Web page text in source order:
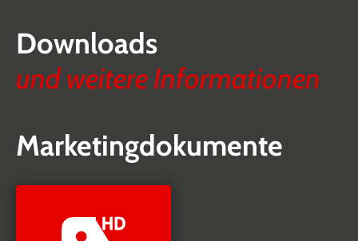
Downloads
und weitere Informationen
Marketingdokumente